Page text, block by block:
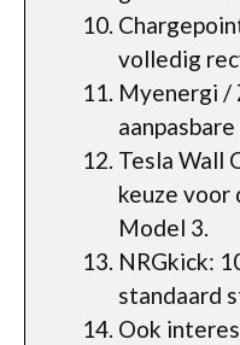
volledig
Myenergi /
Tesla Wall
keuze voor
Model 3.
NRGkick:
standaard
Ook